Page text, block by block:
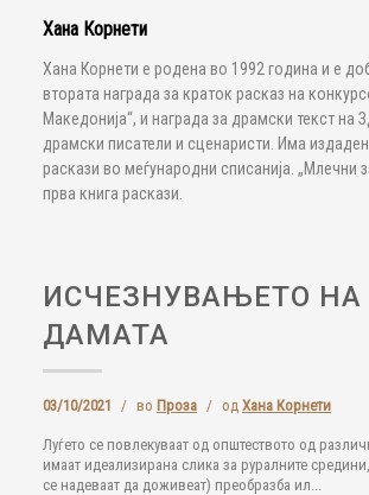
Хана Корнети
Хана Корнети е родена во 1992 година и е
втората награда за краток расказ на
Македонија“, и награда за драмски текст на
драмски писатели и сценаристи. Има
раскази во меѓународни списанија. „Млечни
прва книга раскази.
ИСЧЕЗНУВАЊЕТО НА
ДАМАТА
03/10/2021 / во Проза / од Хана Корнети
Луѓето се повлекуваат од општеството од
имаат идеализирана слика за руралните
се надеваат да доживеат) преобразба ил...